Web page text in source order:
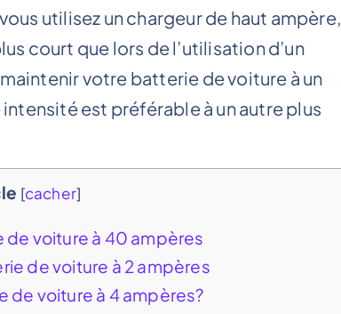
utilisez un chargeur de haut ampère,
court que lors de l’utilisation d’un
votre batterie de voiture à un
est préférable à un autre plus
[cacher]
voiture à 40 ampères
de voiture à 2 ampères
voiture à 4 ampères?